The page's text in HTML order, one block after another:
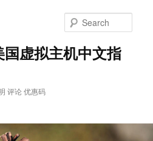
虚拟主机中文指
评论 优惠码